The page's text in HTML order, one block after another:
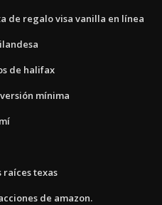
de regalo visa vanilla en línea
de halifax
mínima
raíces texas
de amazon.